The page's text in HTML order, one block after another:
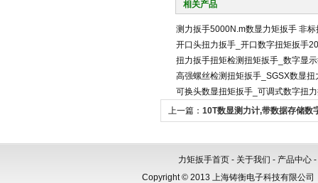
相关产品
测力扳手5000N.m数显力矩扳手 非
开口头扭力扳手_开口数字扭矩扳手
扭力扳手扭矩检测扭矩扳手_数字显
高强螺丝检测扭矩扳手_SGSX数显扭
可换头数显扭矩扳手_可调式数字扭
上一篇： 10T数显测力计,带数据存储数
力矩扳手首页 - 关于我们 - 产品中心 -
Copyright © 2013 上海铸衡电子科技有限公